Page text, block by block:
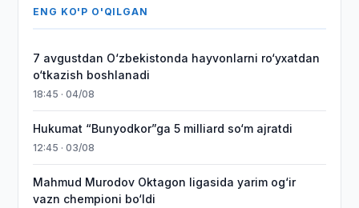
ENG KO'P O'QILGAN
7 avgustdan O‘zbekistonda hayvonlarni ro‘yxatdan
o‘tkazish boshlanadi
18:45 · 04/08
Hukumat “Bunyodkor”ga 5 milliard so‘m ajratdi
12:45 · 03/08
Mahmud Murodov Oktagon ligasida yarim og‘ir
vazn chempioni bo‘ldi